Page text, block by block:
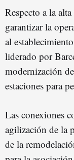
Respecto a la
garantizar la
al
liderado por
modernización de
estaciones para
Las conexiones
agilización de la
de la